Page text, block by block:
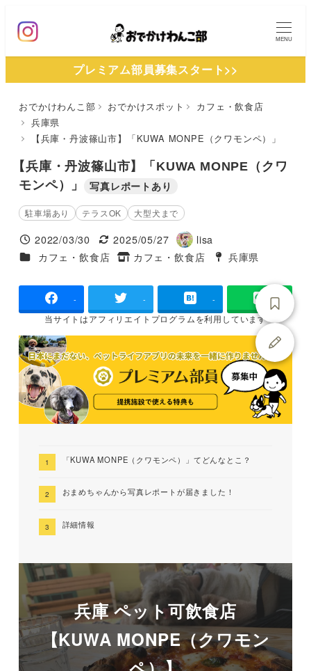
ン
MENU
プレミアム部員募集スタート>>
おでかけわんこ部 おでかけスポット
カフェ・飲食店
兵庫県
【兵庫・丹波篠山市】「KUWA MONPE（クワモンペ）」
【兵庫・丹波篠山市】「KUWA MONPE（クワ
モンペ）」
写真レポートあり
駐車場あり テラスOK 大型犬まで
投稿日
2022/03/30
更新日
2025/05/27
著
者
lisa
施設ジャンル
カフェ・飲食店
タグ
カフェ・飲食店
タグ
兵庫県
- - -
当サイトはアフィリエイトプログラムを利用しています
「KUWA MONPE（クワモンペ）」てどんなとこ？
おまめちゃんから写真レポートが届きました！
詳細情報
兵庫 ペット可飲食店
【KUWA MONPE（クワモン